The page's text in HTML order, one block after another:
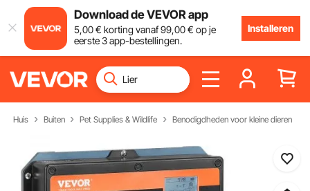
Download de VEVOR app
5,00€ korting vanaf99,00€ op je
eerste 3 app-bestellingen.
Installeren
Huis Buiten Pet Supplies & Wildlife Benodigdheden voor kleine dieren